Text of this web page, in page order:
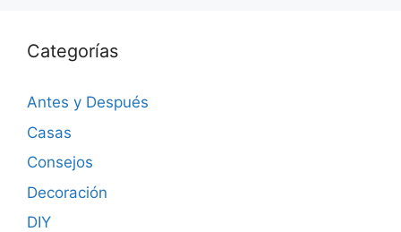
Categorías
Antes y Después
Casas
Consejos
Decoración
DIY